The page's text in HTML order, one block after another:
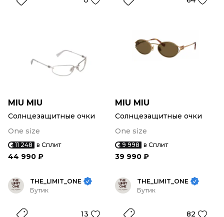
MIU MIU
Солнцезащитные очки
One size
11 248 в Сплит
44 990 ₽
MIU MIU
Солнцезащитные очки
One size
9 998 в Сплит
39 990 ₽
THE_LIMIT_ONE
Бутик
13
THE_LIMIT_ONE
Бутик
82